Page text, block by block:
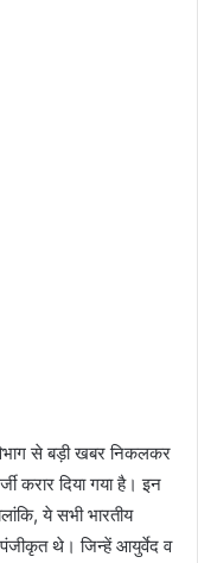
से बड़ी खबर निकलकर
करार दिया गया है। इन
ये सभी भारतीय
पंजीकृत थे। जिन्हें आयुर्वेद व